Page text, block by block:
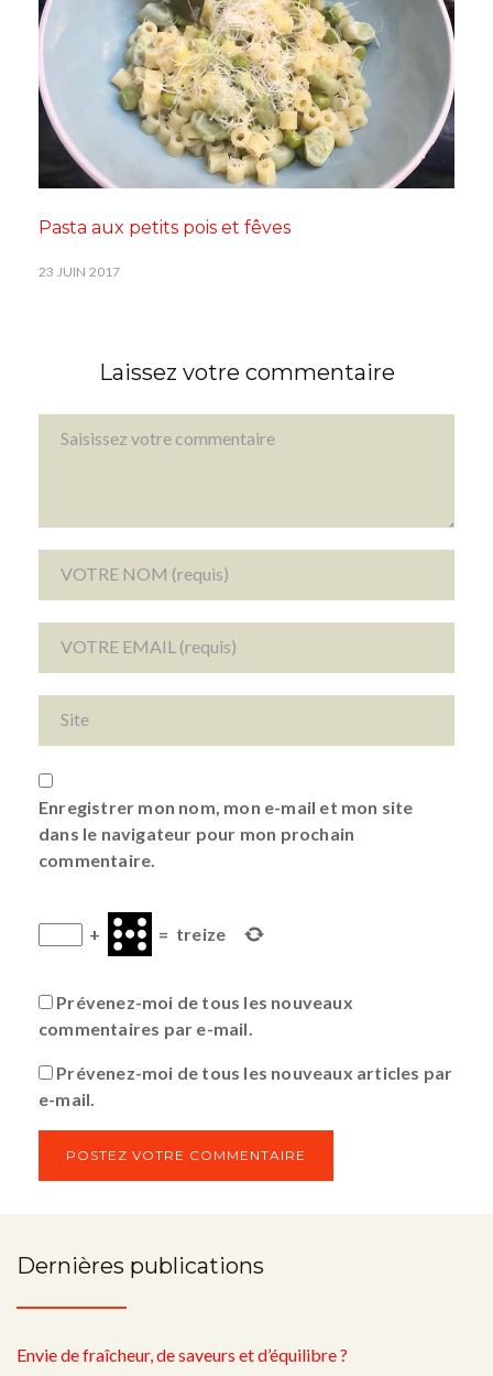
Pasta aux petits pois et fêves
23 JUIN 2017
Laissez votre commentaire
Enregistrer mon nom, mon e-mail et mon site
dans le navigateur pour mon prochain
commentaire.
+ = treize
Prévenez-moi de tous les nouveaux
commentaires par e-mail.
Prévenez-moi de tous les nouveaux articles par
e-mail.
Dernières publications
Envie de fraîcheur, de saveurs et d’équilibre ?